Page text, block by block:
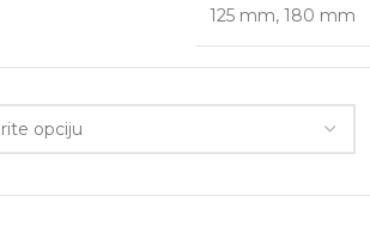
125 mm, 180 mm